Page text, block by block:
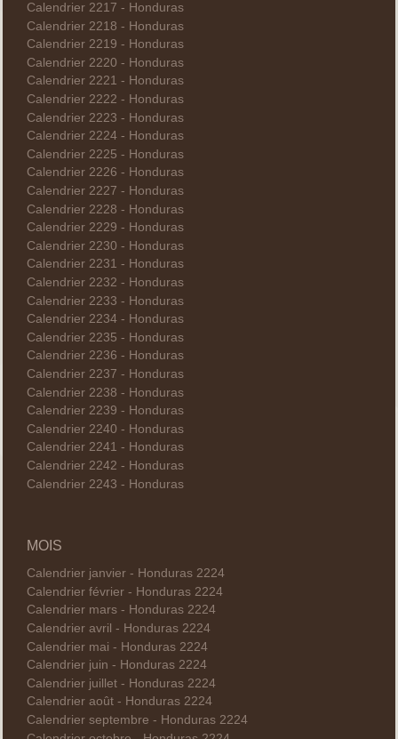
Calendrier 2217 - Honduras
Calendrier 2218 - Honduras
Calendrier 2219 - Honduras
Calendrier 2220 - Honduras
Calendrier 2221 - Honduras
Calendrier 2222 - Honduras
Calendrier 2223 - Honduras
Calendrier 2224 - Honduras
Calendrier 2225 - Honduras
Calendrier 2226 - Honduras
Calendrier 2227 - Honduras
Calendrier 2228 - Honduras
Calendrier 2229 - Honduras
Calendrier 2230 - Honduras
Calendrier 2231 - Honduras
Calendrier 2232 - Honduras
Calendrier 2233 - Honduras
Calendrier 2234 - Honduras
Calendrier 2235 - Honduras
Calendrier 2236 - Honduras
Calendrier 2237 - Honduras
Calendrier 2238 - Honduras
Calendrier 2239 - Honduras
Calendrier 2240 - Honduras
Calendrier 2241 - Honduras
Calendrier 2242 - Honduras
Calendrier 2243 - Honduras
MOIS
Calendrier janvier - Honduras 2224
Calendrier février - Honduras 2224
Calendrier mars - Honduras 2224
Calendrier avril - Honduras 2224
Calendrier mai - Honduras 2224
Calendrier juin - Honduras 2224
Calendrier juillet - Honduras 2224
Calendrier août - Honduras 2224
Calendrier septembre - Honduras 2224